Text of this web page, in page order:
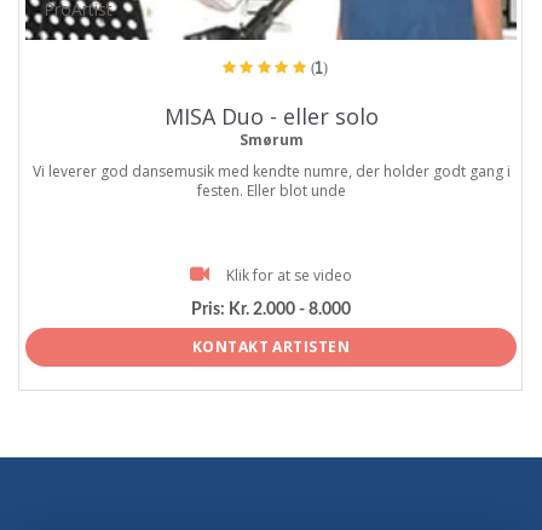
ProArtist
(1)
MISA Duo - eller solo
Smørum
Vi leverer god dansemusik med kendte numre, der holder godt gang i
festen. Eller blot unde
Klik for at se video
Pris: Kr. 2.000 - 8.000
KONTAKT ARTISTEN